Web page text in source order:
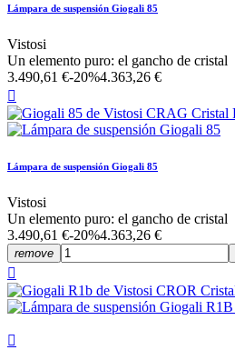
Lámpara de suspensión Giogali 85
Vistosi
Un elemento puro: el gancho de cristal
3.490,61 €-20%4.363,26 €

Lámpara de suspensión Giogali 85
Vistosi
Un elemento puro: el gancho de cristal
3.490,61 €-20%4.363,26 €
remove

